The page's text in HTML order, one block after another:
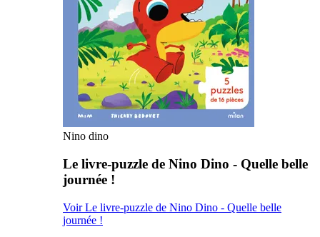
Nino dino
Le livre-puzzle de Nino Dino - Quelle belle
journée !
Voir Le livre-puzzle de Nino Dino - Quelle belle
journée !